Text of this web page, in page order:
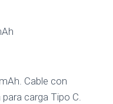
Cable con
carga Tipo C.